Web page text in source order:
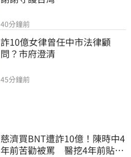
40分鐘前
詐10億女律曾任中市法律顧
問？市府澄清
45分鐘前
慈濟買BNT遭詐10億！陳時中4
年前苦勸被罵 醫挖4年前貼